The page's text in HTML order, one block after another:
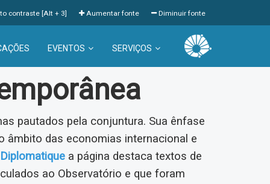
Diminuir fonte
Aumentar fonte
contraste [Alt + 3]
EVENTOS SERVIÇOS
pautados pela conjuntura. Sua ênfase
âmbito das economias internacional e
a página destaca textos de
ao Observatório e que foram